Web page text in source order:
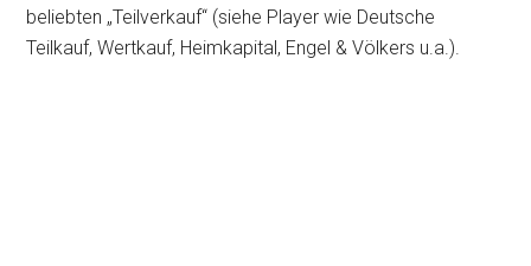
beliebten „Teilverkauf“ (siehe Player wie Deutsche
Teilkauf, Wertkauf, Heimkapital, Engel & Völkers u.a.).